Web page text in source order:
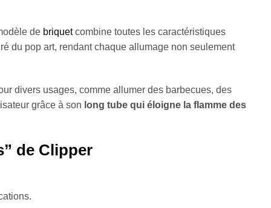
de briquetcombine toutes les caractéristiques
du pop art, rendant chaque allumage non seulement
divers usages, comme allumer des barbecues, des
grâce à son long tube qui éloigne la flamme des
de Clipper